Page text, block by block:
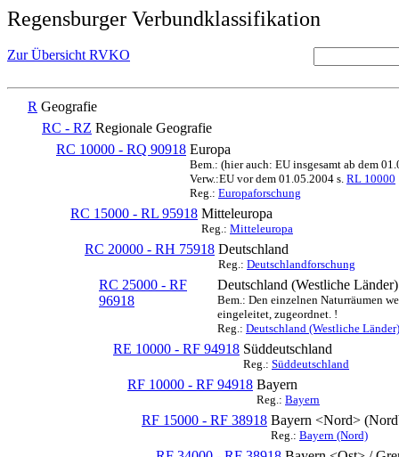
Regensburger Verbundklassifikation
Zur Übersicht RVKO
R Geografie
RC - RZ Regionale Geografie
RC 10000 - RQ 90918 Europa
Bem.: (hier auch: EU insgesamt ab dem
Verw.:EU vor dem 01.05.2004 s. RL 10000
Reg.: Europaforschung
RC 15000 - RL 95918 Mitteleuropa
Reg.: Mitteleuropa
RC 20000 - RH 75918 Deutschland
Reg.: Deutschlandforschung
RC 25000 - RF
96918
Deutschland (Westliche Länder)
Bem.: Den einzelnen Naturräumen
eingeleitet, zugeordnet. !
Reg.: Deutschland (Westliche Länder)
RE 10000 - RF 94918 Süddeutschland
Reg.: Süddeutschland
RF 10000 - RF 94918 Bayern
Reg.: Bayern
RF 15000 - RF 38918 Bayern <Nord>
Reg.: Bayern (Nord)